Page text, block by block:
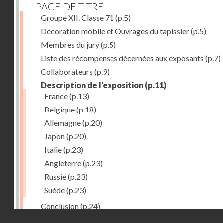
PAGE DE TITRE
Groupe XII. Classe 71 (p.5)
Décoration mobile et Ouvrages du tapissier(p.5)
Membres du jury(p.5)
Liste des récompenses décernées aux exposants (p.7)
Collaborateurs (p.9)
Description de l'exposition (p.11)
France(p.13)
Belgique(p.18)
Allemagne(p.20)
Japon(p.20)
Italie(p.23)
Angleterre(p.23)
Russie(p.23)
Suède(p.23)
Conclusion(p.24)